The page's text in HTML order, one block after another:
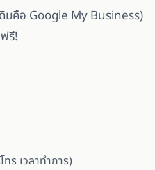
มคือ Google My Business)
รี!
ร เวลาทำการ)